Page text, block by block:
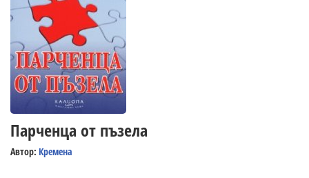
Парченца от пъзела
Автор: Кремена